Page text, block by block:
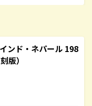
ンド・ネパール 198
版）